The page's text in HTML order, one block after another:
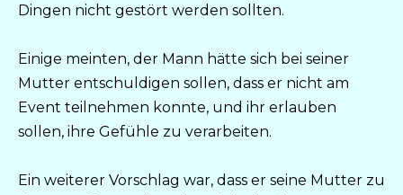
Dingen nicht gestört werden sollten.
Einige meinten, der Mann hätte sich bei seiner
Mutter entschuldigen sollen, dass er nicht am
Event teilnehmen konnte, und ihr erlauben
sollen, ihre Gefühle zu verarbeiten.
Ein weiterer Vorschlag war, dass er seine Mutter zu